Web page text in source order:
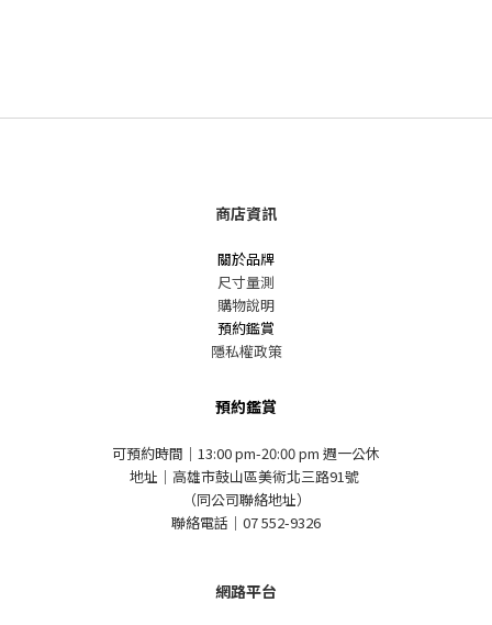
商店資訊
關於品牌
尺寸量測
購物說明
預約鑑賞
隱私權政策
預約鑑賞
可預約時間｜13:00 pm-20:00 pm 週一公休
地址｜高雄市鼓山區美術北三路91號
（同公司聯絡地址）
聯絡電話｜07 552-9326
網路平台